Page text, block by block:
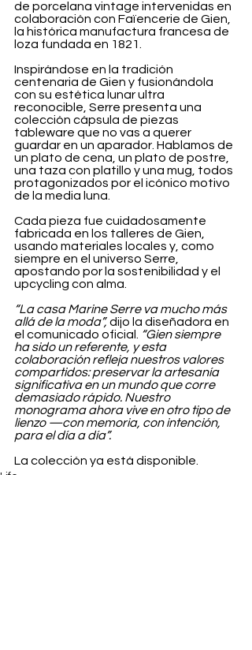
de porcelana vintage intervenidas en
colaboración con Faïencerie de Gien,
la histórica manufactura francesa de
loza fundada en 1821.
Inspirándose en la tradición
centenaria de Gien y fusionándola
con su estética lunar ultra
reconocible, Serre presenta una
colección cápsula de piezas
tableware que no vas a querer
guardar en un aparador. Hablamos de
un plato de cena, un plato de postre,
una taza con platillo y una mug, todos
protagonizados por el icónico motivo
de la media luna.
Cada pieza fue cuidadosamente
fabricada en los talleres de Gien,
usando materiales locales y, como
siempre en el universo Serre,
apostando por la sostenibilidad y el
upcycling con alma.
“La casa Marine Serre va mucho más
allá de la moda”, dijo la diseñadora en
el comunicado oficial.
“Gien siempre
ha sido un referente, y esta
colaboración refleja nuestros valores
compartidos: preservar la artesanía
significativa en un mundo que corre
demasiado rápido. Nuestro
monograma ahora vive en otro tipo de
lienzo —con memoria, con intención,
para el día a día”.
La colección ya está disponible.
Life